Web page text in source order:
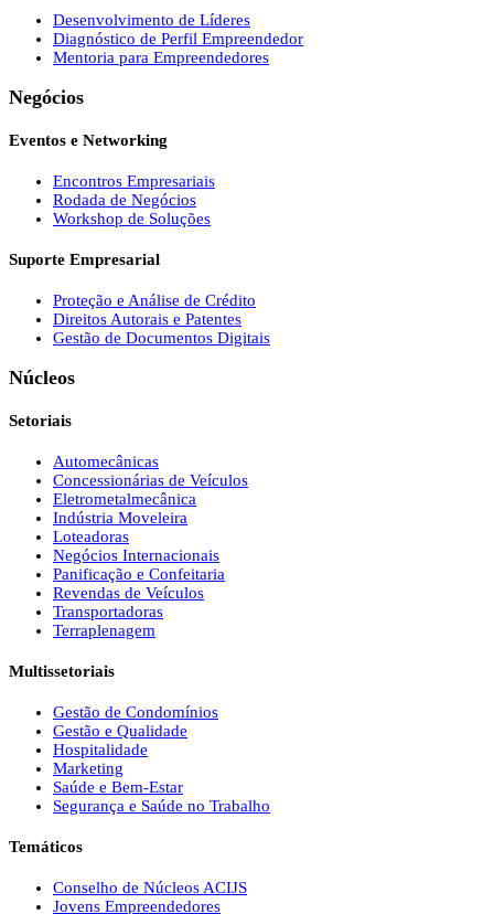
Desenvolvimento de Líderes
Diagnóstico de Perfil Empreendedor
Mentoria para Empreendedores
Negócios
Eventos e Networking
Encontros Empresariais
Rodada de Negócios
Workshop de Soluções
Suporte Empresarial
Proteção e Análise de Crédito
Direitos Autorais e Patentes
Gestão de Documentos Digitais
Núcleos
Setoriais
Automecânicas
Concessionárias de Veículos
Eletrometalmecânica
Indústria Moveleira
Loteadoras
Negócios Internacionais
Panificação e Confeitaria
Revendas de Veículos
Transportadoras
Terraplenagem
Multissetoriais
Gestão de Condomínios
Gestão e Qualidade
Hospitalidade
Marketing
Saúde e Bem-Estar
Segurança e Saúde no Trabalho
Temáticos
Conselho de Núcleos ACIJS
Jovens Empreendedores